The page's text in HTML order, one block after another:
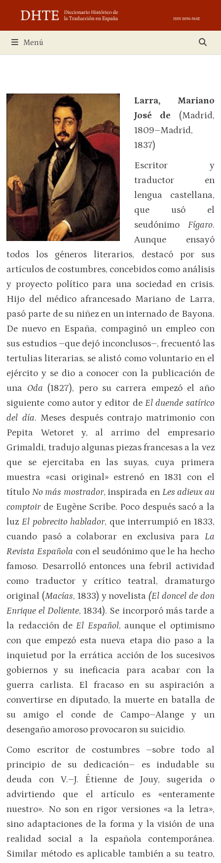
contenido
Menú
Larra, Mariano
José de (Madrid,
1809–Madrid,
1837)
Escritor y
traductor en
lengua castellana,
que usó el
seudónimo Fígaro.
Aunque ensayó
todos los géneros literarios, destacó por sus
artículos de costumbres, concebidos como análisis
y proyecto político para una sociedad en crisis.
Hijo del médico afrancesado Mariano de Larra,
pasó parte de su niñez en un internado de Bayona.
De nuevo en España, compaginó un empleo con
sus estudios –que dejó inconclusos–, frecuentó las
tertulias literarias, se alistó como voluntario en el
ejército y se dio a conocer con la publicación de
una Oda (1827), pero su carrera empezó el año
siguiente como autor y editor deEl duende satírico
del día. Meses después contrajo matrimonio con
Pepita Wetoret y, al arrimo del empresario
Grimaldi, tradujo algunas piezas francesas a la vez
que se ejercitaba en las suyas, cuya primera
muestra «casi original» estrenó en 1831 con el
título No más mostrador, inspirada en Les adieux au
comptoir de Eugène Scribe. Poco después sacó a la
luzEl pobrecito hablador, que interrumpió en 1833,
cuando pasó a colaborar en exclusiva para La
Revista Española con el seudónimo que le ha hecho
famoso. Desarrolló entonces una febril actividad
como traductor y crítico teatral, dramaturgo
original (Macías, 1833) y novelista(El doncel de don
Enrique el Doliente, 1834). Se incorporó más tarde a
la redacción deEl Español, aunque el optimismo
con que empezó esta nueva etapa dio paso a la
inquietud por la errática acción de los sucesivos
gobiernos y su ineficacia para acabar con la
guerra carlista. El fracaso en su aspiración a
convertirse en diputado, la muerte en batalla de
su amigo el conde de Campo–Alange y un
desengaño amoroso provocaron su suicidio.
Como escritor de costumbres –sobre todo al
principio de su dedicación– es indudable su
deuda con V.–J. Étienne de Jouy, sugerida o
advirtiendo que el artículo es «enteramente
nuestro». No son en rigor versiones «a la letra»,
sino adaptaciones de la forma y la visión de una
realidad social a la española contemporánea.
Similar método es aplicable también a su teatro,